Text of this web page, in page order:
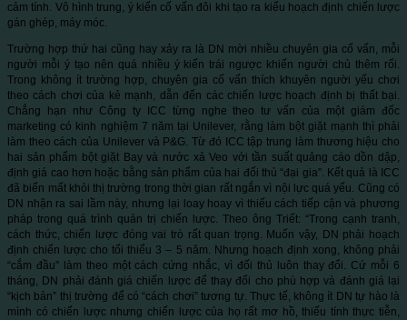
cảm tính. Vô hình trung, ý kiến cố vấn đôi khi tạo ra kiểu hoạch định chiến lược
gán ghép, máy móc.
Trường hợp thứ hai cũng hay xảy ra là DN mời nhiều chuyên gia cố vấn, mỗi
người mỗi ý tạo nên quá nhiều ý kiến trái ngược khiến người chủ thêm rối.
Trong không ít trường hợp, chuyên gia cố vấn thích khuyên người yếu chơi
theo cách chơi của kẻ mạnh, dẫn đến các chiến lược hoạch định bị thất bại.
Chẳng hạn như Công ty ICC từng nghe theo tư vấn của một giám đốc
marketing có kinh nghiệm 7 năm tại Unilever, rằng làm bột giặt mạnh thì phải
làm theo cách của Unilever và P&G. Từ đó ICC tập trung làm thương hiệu cho
hai sản phẩm bột giặt Bay và nước xả Veo với tần suất quảng cáo dồn dập,
định giá cao hơn hoặc bằng sản phẩm của hai đối thủ “đại gia”. Kết quả là ICC
đã biến mất khỏi thị trường trong thời gian rất ngắn vì nội lực quá yếu. Cũng có
DN nhận ra sai lầm này, nhưng lại loay hoay vì thiếu cách tiếp cận và phương
pháp trong quá trình quản trị chiến lược. Theo ông Triết: “Trong cạnh tranh,
cách thức, chiến lược đóng vai trò rất quan trọng. Muốn vậy, DN phải hoạch
định chiến lược cho tối thiểu 3 – 5 năm. Nhưng hoạch định xong, không phải
“cắm đầu” làm theo một cách cứng nhắc, vì đối thủ luôn thay đổi. Cứ mỗi 6
tháng, DN phải đánh giá chiến lược để thay đổi cho phù hợp và đánh giá lại
“kịch bản” thị trường để có “cách chơi” tương tự. Thực tế, không ít DN tự hào là
mình có chiến lược nhưng chiến lược của họ rất mơ hồ, thiếu tính thực tiễn,